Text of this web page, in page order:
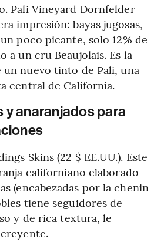
Pali Vineyard Dornfelder
impresión: bayas jugosas,
poco picante, solo 12% de
a un cru Beaujolais. Es la
un nuevo tinto de Pali, una
central de California.
y anaranjados para
Skins (22 $ EE.UU.). Este
californiano elaborado
(encabezadas por la chenin
tiene seguidores de
y de rica textura, le